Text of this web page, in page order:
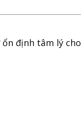
định tâm lý cho